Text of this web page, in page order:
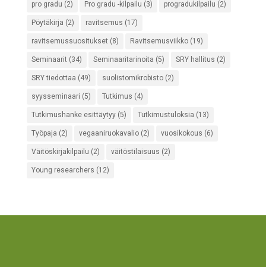
pro gradu (2) Pro gradu -kilpailu (3) progradukilpailu (2)
Pöytäkirja (2) ravitsemus (17)
ravitsemussuositukset (8) Ravitsemusviikko(19)
Seminaarit (34) Seminaaritarinoita (5) SRY hallitus (2)
SRY tiedottaa (49) suolistomikrobisto(2)
syysseminaari (5) Tutkimus (4)
Tutkimushanke esittäytyy(5) Tutkimustuloksia (13)
Työpaja (2) vegaaniruokavalio(2) vuosikokous (6)
Väitöskirjakilpailu (2) väitöstilaisuus (2)
Young researchers (12)